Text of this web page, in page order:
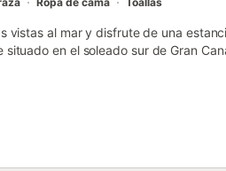
vistas al mar y disfrute de una
en el soleado sur de Gran
tiene capacidad para hasta cuatro
totalmente equipada, dos
hermosas vistas al océano
playa o contemplar el atardecer.
privado gratuito, lo que hace